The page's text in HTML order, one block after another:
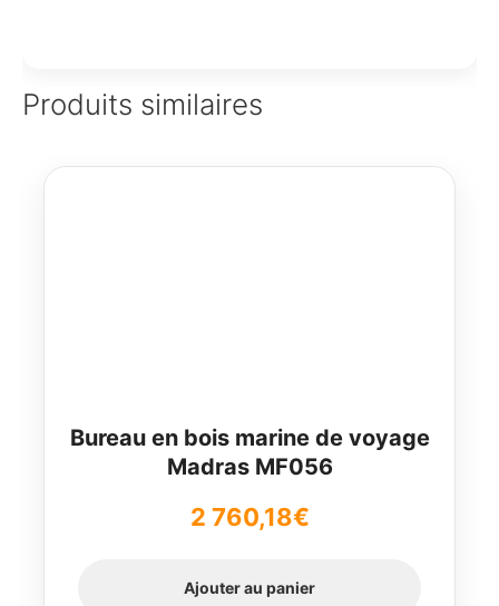
Produits similaires
Bureau en bois marine de voyage
Madras MF056
2 760,18€
Ajouter au panier